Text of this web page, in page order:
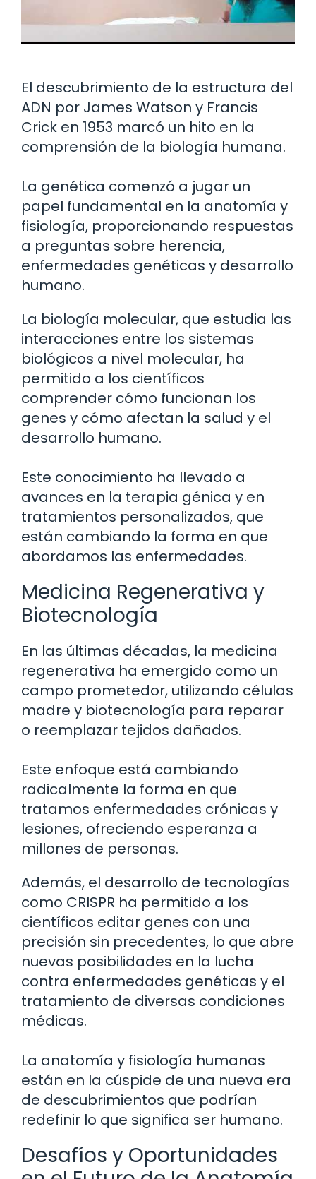
El descubrimiento de la estructura del
ADN por James Watson y Francis
Crick en 1953 marcó un hito en la
comprensión de la biología humana.
La genética comenzó a jugar un
papel fundamental en la anatomía y
fisiología, proporcionando respuestas
a preguntas sobre herencia,
enfermedades genéticas y desarrollo
humano.
La biología molecular, que estudia las
interacciones entre los sistemas
biológicos a nivel molecular, ha
permitido a los científicos
comprender cómo funcionan los
genes y cómo afectan la salud y el
desarrollo humano.
Este conocimiento ha llevado a
avances en la terapia génica y en
tratamientos personalizados, que
están cambiando la forma en que
abordamos las enfermedades.
Medicina Regenerativa y
Biotecnología
En las últimas décadas, la medicina
regenerativa ha emergido como un
campo prometedor, utilizando células
madre y biotecnología para reparar
o reemplazar tejidos dañados.
Este enfoque está cambiando
radicalmente la forma en que
tratamos enfermedades crónicas y
lesiones, ofreciendo esperanza a
millones de personas.
Además, el desarrollo de tecnologías
como CRISPR ha permitido a los
científicos editar genes con una
precisión sin precedentes, lo que abre
nuevas posibilidades en la lucha
contra enfermedades genéticas y el
tratamiento de diversas condiciones
médicas.
La anatomía y fisiología humanas
están en la cúspide de una nueva era
de descubrimientos que podrían
redefinir lo que significa ser humano.
Desafíos y Oportunidades